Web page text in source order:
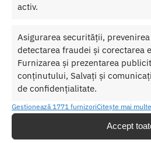
activ.
Asigurarea securității, prevenirea
detectarea fraudei și corectarea
Furnizarea și prezentarea
conținutului, Salvați și
de confidențialitate.
Gestionează 1771 furnizoriCitește mai
Accept
Follow
Facebook
Twitter
Instagram
Pinterest
Youtube
Vino in Clubul nostru AVE si ai 5%